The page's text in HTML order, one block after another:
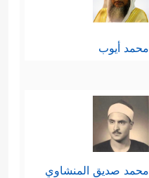
محمد أيوب
محمد صديق المنشاوي